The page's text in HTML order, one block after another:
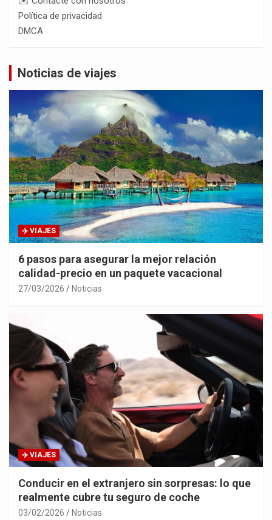
Política de privacidad
DMCA
Noticias de viajes
✈️ VIAJES
6 pasos para asegurar la mejor relación
calidad-precio en un paquete vacacional
27/03/2026 Noticias
✈️ VIAJES
Conducir en el extranjero sin sorpresas: lo que
realmente cubre tu seguro de coche
03/02/2026 Noticias